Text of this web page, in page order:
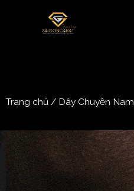
Trang chủ / Dây Chuyền Nam